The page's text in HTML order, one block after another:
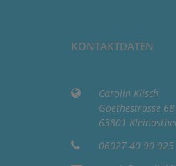
KONTAKTDATEN
Carolin Klisch
Goethestrasse 68
63801
06027 40 90 925